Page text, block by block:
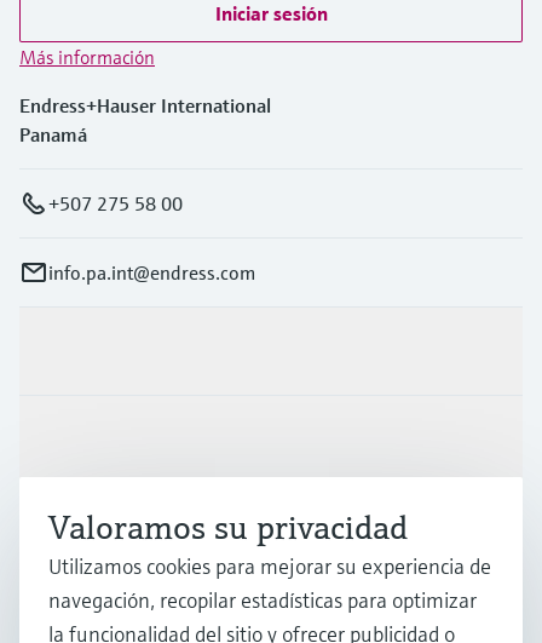
Iniciar sesión
Más información
Endress+Hauser International
Panamá
+507 275 58 00
info.pa.int@endress.com
Soporte
Compañía
Valoramos su privacidad
Utilizamos cookies para mejorar su experiencia de
navegación, recopilar estadísticas para optimizar
la funcionalidad del sitio y ofrecer publicidad o